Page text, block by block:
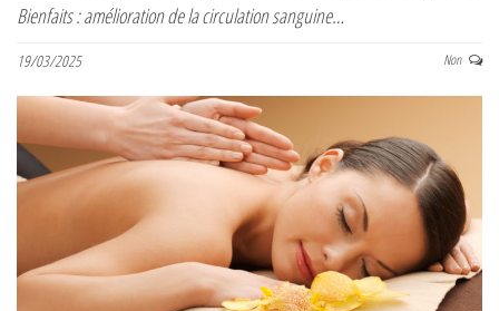
Bienfaits : amélioration de la circulation sanguine…
19/03/2025 Non